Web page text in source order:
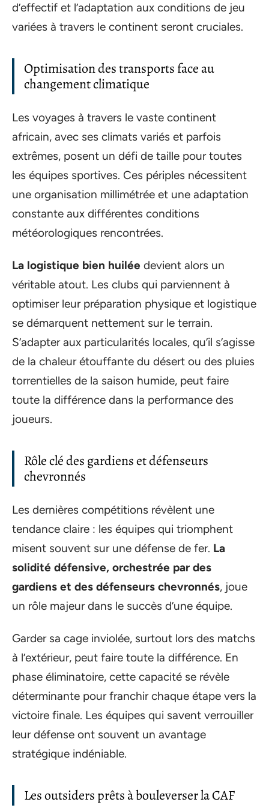
d’effectif et l’adaptation aux conditions de jeu
variées à travers le continent seront cruciales.
Optimisation des transports face au
changement climatique
Les voyages à travers le vaste continent
africain, avec ses climats variés et parfois
extrêmes, posent un défi de taille pour toutes
les équipes sportives. Ces périples nécessitent
une organisation millimétrée et une adaptation
constante aux différentes conditions
météorologiques rencontrées.
La logistique bien huilée devient alors un
véritable atout. Les clubs qui parviennent à
optimiser leur préparation physique et logistique
se démarquent nettement sur le terrain.
S’adapter aux particularités locales, qu’il s’agisse
de la chaleur étouffante du désert ou des pluies
torrentielles de la saison humide, peut faire
toute la différence dans la performance des
joueurs.
Rôle clé des gardiens et défenseurs
chevronnés
Les dernières compétitions révèlent une
tendance claire : les équipes qui triomphent
misent souvent sur une défense de fer. La
solidité défensive, orchestrée par des
gardiens et des défenseurs chevronnés, joue
un rôle majeur dans le succès d’une équipe.
Garder sa cage inviolée, surtout lors des matchs
à l’extérieur, peut faire toute la différence. En
phase éliminatoire, cette capacité se révèle
déterminante pour franchir chaque étape vers la
victoire finale. Les équipes qui savent verrouiller
leur défense ont souvent un avantage
stratégique indéniable.
Les outsiders prêts à bouleverser la CAF